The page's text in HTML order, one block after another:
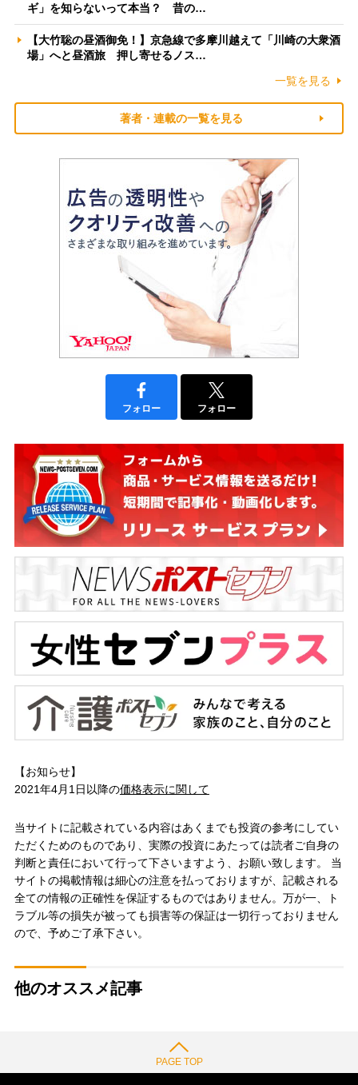
ギ」を知らないって本当？ 昔の…
【大竹聡の昼酒御免！】京急線で多摩川越えて「川崎の大衆酒
場」へと昼酒旅 押し寄せるノス…
一覧を見る
著者・連載の一覧を見る
フォロー フォロー
【お知らせ】
2021年4月1日以降の価格表示に関して
当サイトに記載されている内容はあくまでも投資の参考にしてい
ただくためのものであり、実際の投資にあたっては読者ご自身の
判断と責任において行って下さいますよう、お願い致します。 当
サイトの掲載情報は細心の注意を払っておりますが、記載される
全ての情報の正確性を保証するものではありません。万が一、ト
ラブル等の損失が被っても損害等の保証は一切行っておりません
ので、予めご了承下さい。
他のオススメ記事
PAGE TOP